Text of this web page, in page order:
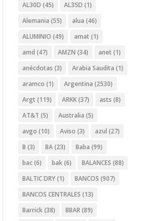
AL30D (45) AL35D (1)
Alemania (55) alua (46)
ALUMINIO (49) amat (1)
amd (47) AMZN (34) anet (1)
anécdotas (3) Arabia Saudita (1)
aramco (1) Argentina (2530)
Argt (119) ARKK(37) asts (8)
AT&T (5) Australia (5)
avgo (10) Aviso (3) azul (27)
B (3) BA(23) Baba (99)
bac(6) bak(6) BALANCES (88)
BALTIC DRY(1) BANCOS (907)
BANCOS CENTRALES (13)
Barrick(38) BBAR(89)